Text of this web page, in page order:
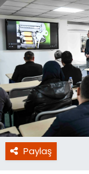
Paylaş